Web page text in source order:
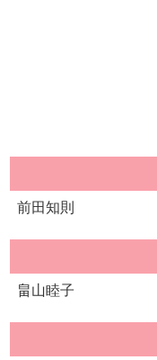
前田知則
畠山睦子